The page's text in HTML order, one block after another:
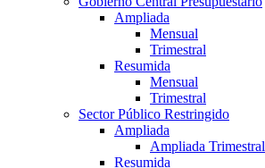
Ampliada
Mensual
Trimestral
Resumida
Mensual
Trimestral
Sector Público Restringido
Ampliada
Ampliada Trimestral
Resumida